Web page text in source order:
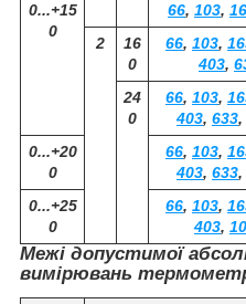
0...+15
0
66, 103,
2
16
0
66, 103,
403,
24
0
66, 103,
403, 633,
0...+20
0
66, 103,
403, 633,
0...+25
0
66, 103,
403,
Межі допустимої
вимірювань